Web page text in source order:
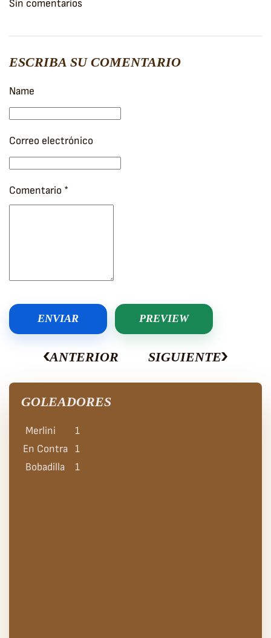
Sin comentarios
ESCRIBA SU COMENTARIO
Name
Correo electrónico
Comentario *
ENVIAR PREVIEW
ANTERIOR SIGUIENTE
GOLEADORES
Merlini
1
En Contra 1
Bobadilla
1